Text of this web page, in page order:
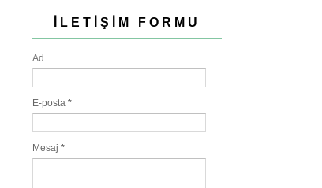
İLETIŞIM FORMU
Ad
E-posta *
Mesaj *